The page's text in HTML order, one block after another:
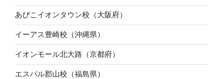
あびこイオンタウン校（大阪府）
イーアス豊崎校（沖縄県）
イオンモール北大路（京都府）
エスパル郡山校（福島県）